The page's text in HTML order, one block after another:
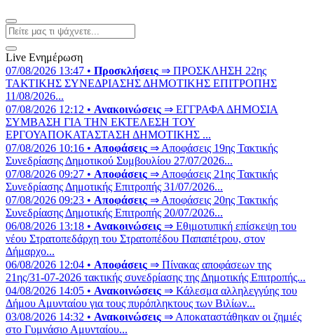
Live Ενημέρωση
07/08/2026 13:47 • Προσκλήσεις ⇒ ΠΡΟΣΚΛΗΣΗ 22ης
ΤΑΚΤΙΚΗΣ ΣΥΝΕΔΡΙΑΣΗΣ ΔΗΜΟΤΙΚΗΣ ΕΠΙΤΡΟΠΗΣ
11/08/2026...
07/08/2026 12:12 • Ανακοινώσεις ⇒ ΕΓΓΡΑΦΑ ΔΗΜΟΣΙΑ
ΣΥΜΒΑΣΗ ΓΙΑ ΤΗΝ ΕΚΤΕΛΕΣΗ ΤΟΥ
ΕΡΓΟΥΑΠΟΚΑΤΑΣΤΑΣΗ ΔΗΜΟΤΙΚΗΣ ...
07/08/2026 10:16 • Αποφάσεις ⇒ Αποφάσεις 19ης Τακτικής
Συνεδρίασης Δημοτικού Συμβουλίου 27/07/2026...
07/08/2026 09:27 • Αποφάσεις ⇒ Αποφάσεις 21ης Τακτικής
Συνεδρίασης Δημοτικής Επιτροπής 31/07/2026...
07/08/2026 09:23 • Αποφάσεις ⇒ Αποφάσεις 20ης Τακτικής
Συνεδρίασης Δημοτικής Επιτροπής 20/07/2026...
06/08/2026 13:18 • Ανακοινώσεις ⇒ Εθιμοτυπική επίσκεψη του
νέου Στρατοπεδάρχη του Στρατοπέδου Παπαπέτρου, στον
Δήμαρχο...
06/08/2026 12:04 • Αποφάσεις ⇒ Πίνακας αποφάσεων της
21ης/31-07-2026 τακτικής συνεδρίασης της Δημοτικής Επιτροπής...
04/08/2026 14:05 • Ανακοινώσεις ⇒ Κάλεσμα αλληλεγγύης του
Δήμου Αμυνταίου για τους πυρόπληκτους των Βιλίων...
03/08/2026 14:32 • Ανακοινώσεις ⇒ Αποκαταστάθηκαν οι ζημιές
στο Γυμνάσιο Αμυνταίου...